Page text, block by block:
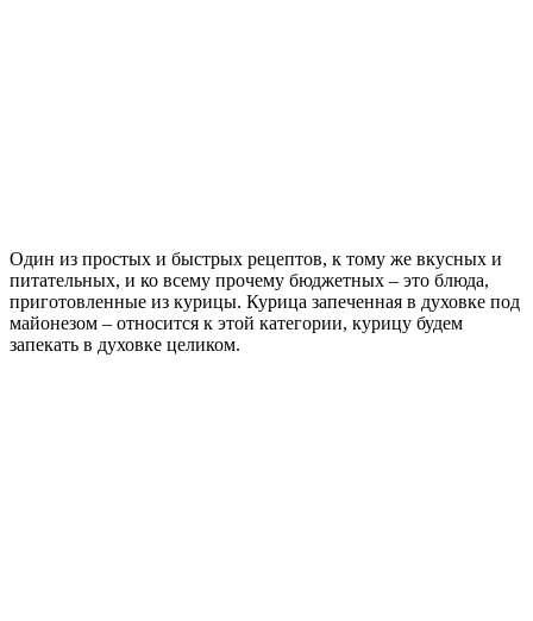
Один из простых и быстрых рецептов, к тому же вкусных и
питательных, и ко всему прочему бюджетных – это блюда,
приготовленные из курицы. Курица запеченная в духовке под
майонезом – относится к этой категории, курицу будем
запекать в духовке целиком.